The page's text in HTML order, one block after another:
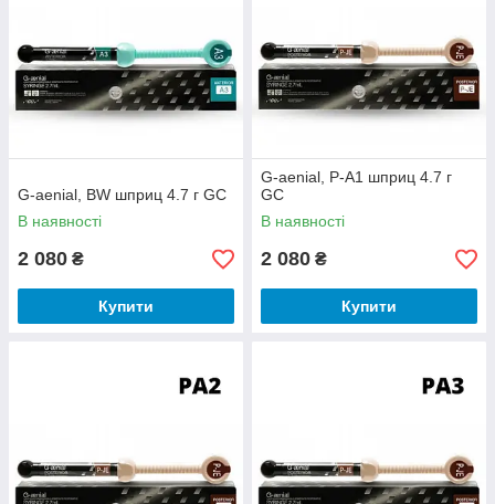
G-aenial, BW шприц 4.7 г GC
В наявності
2 080 ₴
Купити
G-aenial, P-A1 шприц 4.7 г
GC
В наявності
2 080 ₴
Купити